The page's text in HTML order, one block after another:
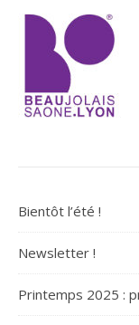
Bientôt l’été !
Newsletter !
Printemps 2025 :